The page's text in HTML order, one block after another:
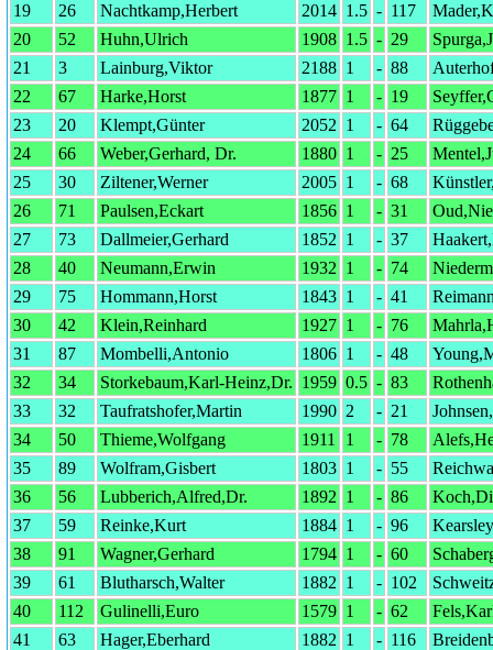
19
26 Nachtkamp,Herbert 2014 1.5 - 117
20
52 Huhn,Ulrich 1908 1.5 - 29
21
3 Lainburg,Viktor 2188 1 - 88
22
67 Harke,Horst 1877 1 - 19
23
20 Klempt,Günter 2052 1 - 64
24
66 Weber,Gerhard, Dr. 1880 1 - 25
25
30 Ziltener,Werner 2005 1 - 68
26
71 Paulsen,Eckart 1856 1 - 31
27
73 Dallmeier,Gerhard 1852 1 - 37
28
40 Neumann,Erwin 1932 1 - 74
29
75 Hommann,Horst 1843 1 - 41
30
42 Klein,Reinhard 1927 1 - 76
31
87 Mombelli,Antonio 1806 1 - 48
32
34 Storkebaum,Karl-Heinz,Dr. 1959 0.5 - 83
33
32 Taufratshofer,Martin 1990 2 - 21
34
50 Thieme,Wolfgang 1911 1 - 78
35
89 Wolfram,Gisbert 1803 1 - 55
36
56 Lubberich,Alfred,Dr. 1892 1 - 86
37
59 Reinke,Kurt 1884 1 - 96
38
91 Wagner,Gerhard 1794 1 - 60
39
61 Blutharsch,Walter 1882 1 - 102
40
112 Gulinelli,Euro 1579 1 - 62
41
63 Hager,Eberhard 1882 1 - 116